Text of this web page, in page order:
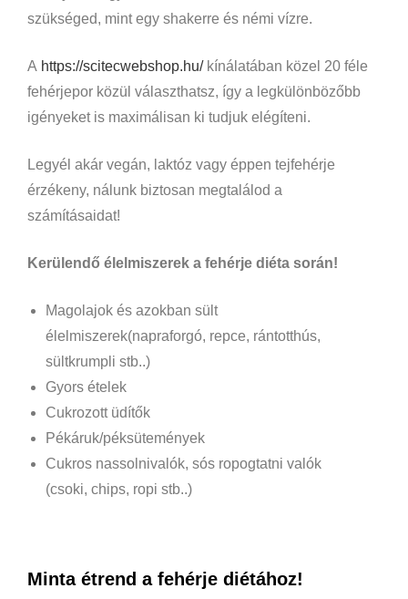
szükséged, mint egy shakerre és némi vízre.
A https://scitecwebshop.hu/kínálatában közel 20 féle
fehérjepor közül választhatsz, így a legkülönbözőbb
igényeket is maximálisan ki tudjuk elégíteni.
Legyél akár vegán, laktóz vagy éppen tejfehérje
érzékeny, nálunk biztosan megtalálod a
számításaidat!
Kerülendő élelmiszerek a fehérje diéta során!
Magolajok és azokban sült
élelmiszerek(napraforgó, repce, rántotthús,
sültkrumpli stb..)
Gyors ételek
Cukrozott üdítők
Pékáruk/péksütemények
Cukros nassolnivalók, sós ropogtatni valók
(csoki, chips, ropi stb..)
Minta étrend a fehérje diétához!